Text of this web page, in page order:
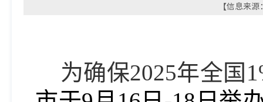
【信息来
为确保2025年全国